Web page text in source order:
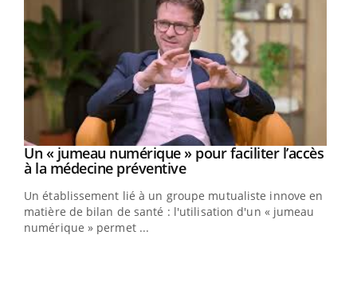
Youtube
Un « jumeau numérique » pour faciliter l’accès
à la médecine préventiveYoutube
Un établissement lié à un groupe mutualiste innove en
matière de bilan de santé : l'utilisation d'un « jumeau
numérique » permet ...